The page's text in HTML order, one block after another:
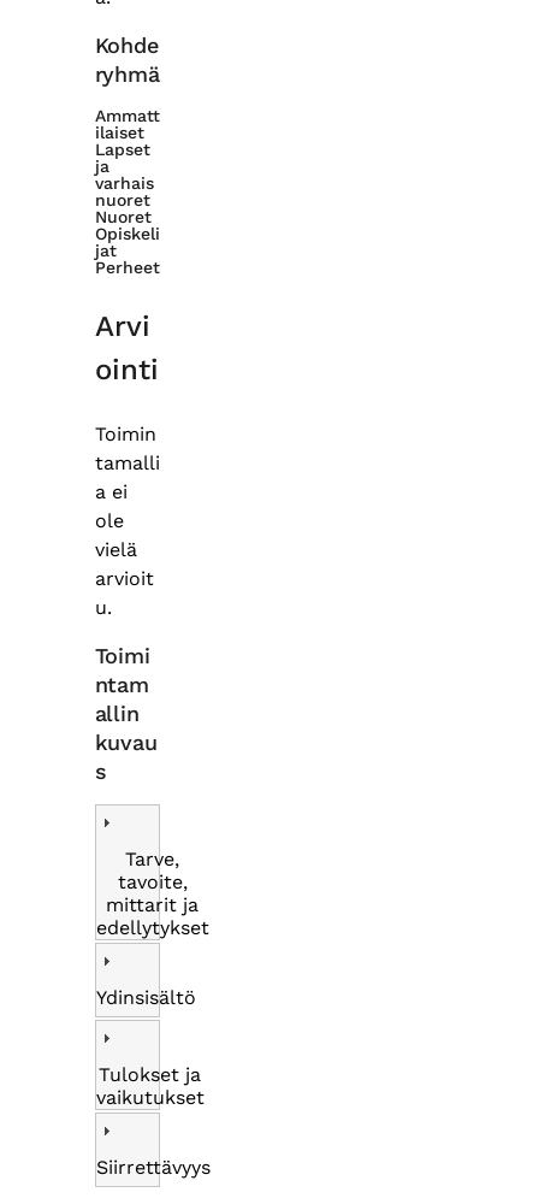
Kohde
ryhmä
Ammatt
ilaiset
Lapset
ja
varhais
nuoret
Nuoret
Opiskeli
jat
Perheet
Arvi
ointi
Toimin
tamalli
a ei
ole
vielä
arvioit
u.
Toimi
ntam
allin
kuvau
s
Tarve,
tavoite,
mittarit ja
edellytykset
Ydinsisältö
Tulokset ja
vaikutukset
Siirrettävyys